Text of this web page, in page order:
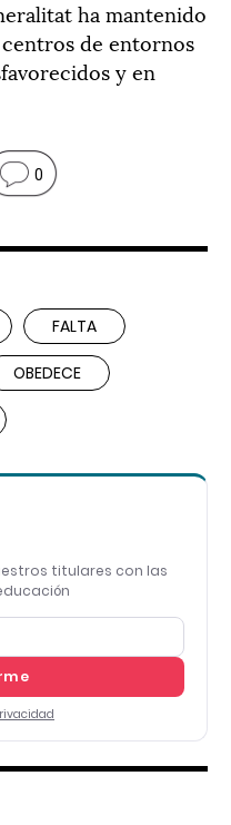
ha mantenido
de entornos
y en
0
FALTA
OBEDECE
titulares con las